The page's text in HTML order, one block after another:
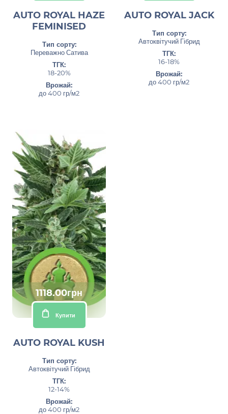
AUTO ROYAL HAZE
FEMINISED
Тип сорту:
Переважно Сатива
ТГК:
18-20%
Врожай:
до 400 гр/м2
AUTO ROYAL JACK
Тип сорту:
Автоквітучий Гібрид
ТГК:
16-18%
Врожай:
до 400 гр/м2
1118.00грн
Купити
AUTO ROYAL KUSH
Тип сорту:
Автоквітучий Гібрид
ТГК:
12-14%
Врожай:
до 400 гр/м2